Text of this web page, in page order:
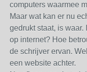
computers waarmee
Maar wat kan er nu
gedrukt staat, is
op internet? Hoe
de schrijver ervan.
een website achter.